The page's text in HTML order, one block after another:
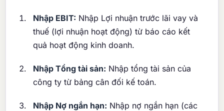
Nhập EBIT: Nhập Lợi nhuận trước lãi vay và
thuế (lợi nhuận hoạt động) từ báo cáo kết
quả hoạt động kinh doanh.
Nhập Tổng tài sản: Nhập tổng tài sản của
công ty từ bảng cân đối kế toán.
Nhập Nợ ngắn hạn: Nhập nợ ngắn hạn (các